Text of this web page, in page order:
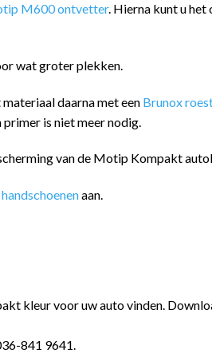
M600 ontvetter. Hierna kunt u het
wat groter plekken.
daarna met een Brunox
is niet meer nodig.
van de Motip Kompakt
handschoenenaan.
kleur voor uw auto vinden.
841 9641.